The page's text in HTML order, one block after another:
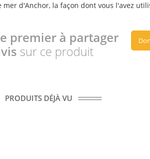
d'Anchor, la façon dont vous l'avez
premier à partager
sur ce produit
PRODUITS DÉJÀ VU